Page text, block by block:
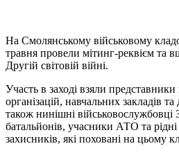
На Смолянському військовому
травня провели мітинг-реквієм та
Другій світовій війні.
Участь в заході взяли
організацій, навчальних закладів
також нинішні військовослужбовці
батальйонів, учасники АТО та
захисників, які поховані на цьому